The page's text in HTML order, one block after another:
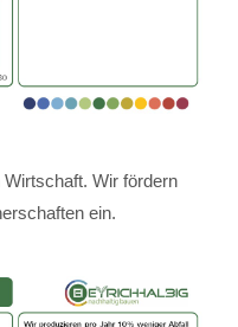
Wir fördern
ein.